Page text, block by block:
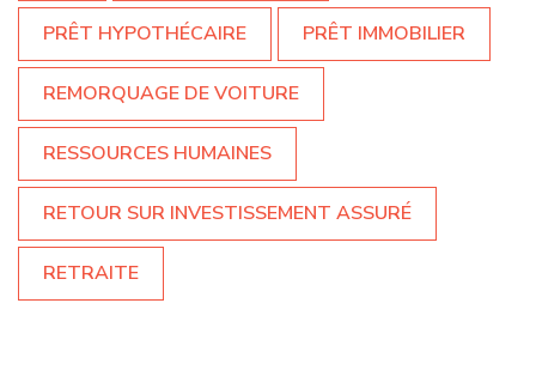
PRÊT HYPOTHÉCAIRE PRÊT IMMOBILIER
REMORQUAGE DE VOITURE
RESSOURCES HUMAINES
RETOUR SUR INVESTISSEMENT ASSURÉ
RETRAITE